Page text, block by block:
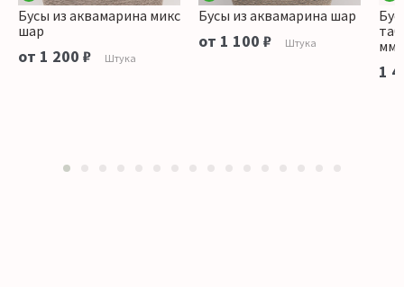
Бусы из аквамарина микс
шар
от 1 200 ₽ Штука
Бусы из аквамарина шар
от 1 100 ₽ Штука
мм
1